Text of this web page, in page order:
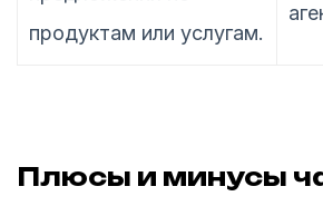
продуктам или услугам.
Плюсы и минусы